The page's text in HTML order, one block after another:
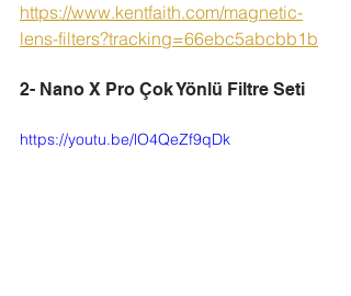
https://www.kentfaith.com/magnetic-
lens-filters?tracking=66ebc5abcbb1b
2- Nano X Pro Çok Yönlü Filtre Seti
https://youtu.be/lO4QeZf9qDk